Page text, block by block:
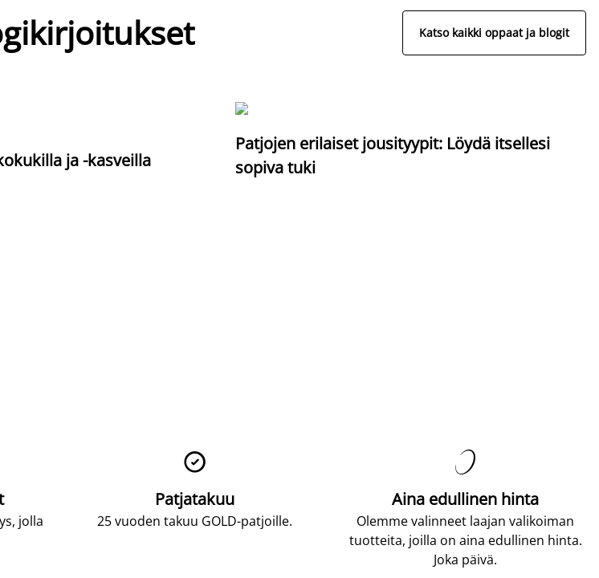
Katso kaikki oppaat ja blogit
ja -kasveilla
Patjojen erilaiset jousityypit: Löydä itsellesi
sopiva tuki
jolla

Patjatakuu
25 vuoden takuu GOLD-patjoille.

Aina edullinen hinta
Olemme valinneet laajan valikoiman
tuotteita, joilla on aina edullinen hinta.
Joka päivä.